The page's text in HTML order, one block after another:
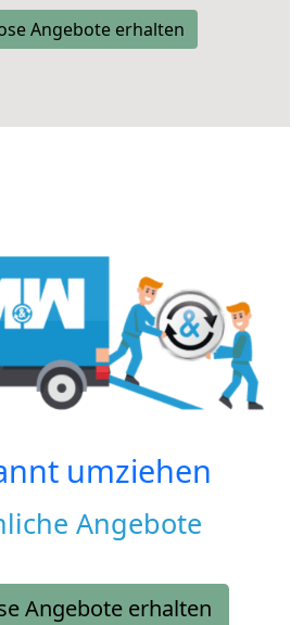
Angebote erhalten
umziehen
Angebote
Angebote erhalten